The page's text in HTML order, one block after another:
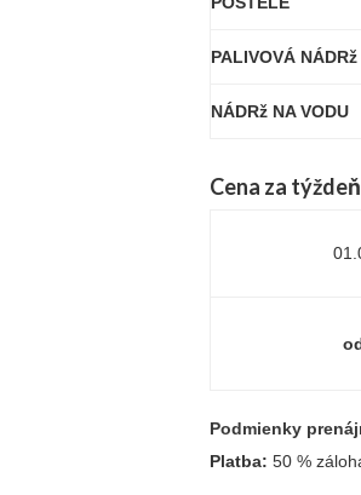
PALIVOVÁ NÁDRž
NÁDRž NA VODU
Cena za
Podmienky
Platba: 50 %